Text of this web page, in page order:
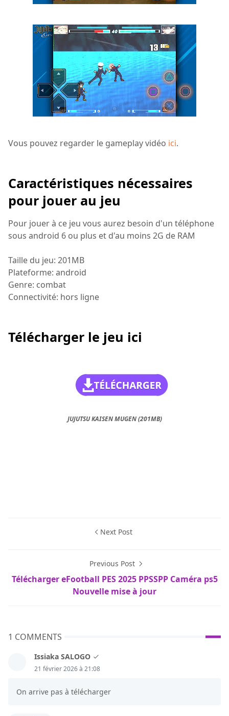
Vous pouvez regarder le gameplay vidéo ici.
Caractéristiques nécessaires
pour jouer au jeu
Pour jouer à ce jeu vous aurez besoin d'un téléphone
sous android 6 ou plus et d'au moins 2G de RAM
Taille du jeu: 201MB
Plateforme: android
Genre: combat
Connectivité: hors ligne
Télécharger le jeu ici
JUJUTSU KAISEN MUGEN (201MB)
Next Post
Previous Post
Télécharger eFootball PES 2025 PPSSPP Caméra ps5
Nouvelle mise à jour
1 COMMENTS
Issiaka SALOGO
21 février 2026 à 21:08
On arrive pas à télécharger